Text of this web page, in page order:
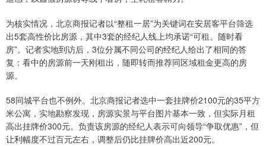
为核实情况，北京商报记者以“整租一居”为关键词在安居客平台筛选
出5套高性价比房源，其中3套的经纪人线上均承诺“可租、随时看
房”。记者实地到访后，3位分属不同公司的经纪人给出了相同的答
复：看中的房源前一天刚租出，随即转而推荐同区域租金更高的房
源。
58同城平台也不例外。北京商报记者选中一套挂牌价2100元的35平方
米公寓，实地勘察发现，房源实景与平台图片基本一致，但实际月租
高出挂牌价300元。负责该房源的经纪人表示可向领导“争取优惠”，但
让利幅度不过百元左右，调整后仍比挂牌价高出近200元。